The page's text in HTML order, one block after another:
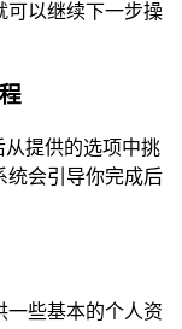
可以继续下一步操
从提供的选项中挑
统会引导你完成后
一些基本的个人资